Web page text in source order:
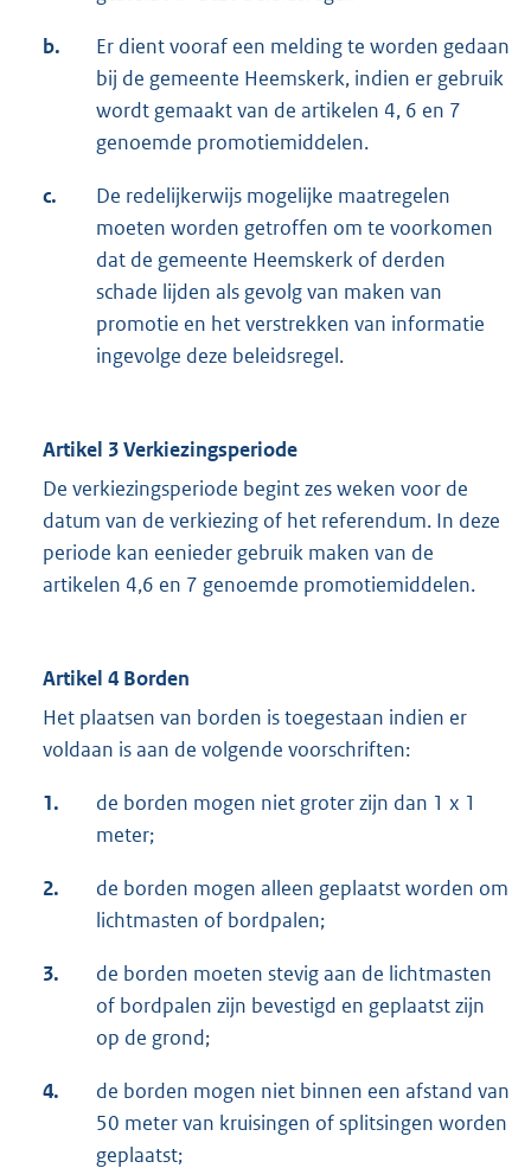
b.
Er dient vooraf een melding te worden gedaan
bij de gemeente Heemskerk, indien er gebruik
wordt gemaakt van de artikelen 4, 6 en 7
genoemde promotiemiddelen.
c.
De redelijkerwijs mogelijke maatregelen
moeten worden getroffen om te voorkomen
dat de gemeente Heemskerk of derden
schade lijden als gevolg van maken van
promotie en het verstrekken van informatie
ingevolge deze beleidsregel.
Artikel 3 Verkiezingsperiode
De verkiezingsperiode begint zes weken voor de
datum van de verkiezing of het referendum. In deze
periode kan eenieder gebruik maken van de
artikelen 4,6 en 7 genoemde promotiemiddelen.
Artikel 4 Borden
Het plaatsen van borden is toegestaan indien er
voldaan is aan de volgende voorschriften:
1.
de borden mogen niet groter zijn dan 1 x 1
meter;
2.
de borden mogen alleen geplaatst worden om
lichtmasten of bordpalen;
3.
de borden moeten stevig aan de lichtmasten
of bordpalen zijn bevestigd en geplaatst zijn
op de grond;
4.
de borden mogen niet binnen een afstand van
50 meter van kruisingen of splitsingen worden
geplaatst;